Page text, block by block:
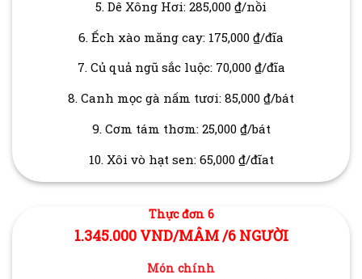
5. Dê Xông Hơi: 285,000 ₫/nồi
6. Ếch xào măng cay: 175,000 ₫/đĩa
7. Củ quả ngũ sắc luộc: 70,000 ₫/đĩa
8. Canh mọc gà nấm tươi: 85,000 ₫/bát
9. Cơm tám thơm: 25,000 ₫/bát
10. Xôi vò hạt sen: 65,000 ₫/đĩat
Thực đơn 6
1.345.000 VND/MÂM /6 NGƯỜI
Món chính